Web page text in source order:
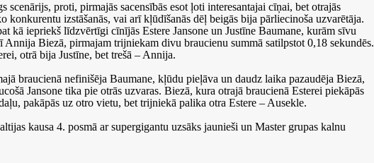
scenārijs, proti, pirmajās sacensībās esot ļoti interesantajai cīņai, bet otrajās
konkurentu izstāšanās, vai arī kļūdīšanās dēļ beigās bija pārliecinoša uzvarētāja.
kā iepriekš līdzvērtīgi cīnījās Estere Jansone un Justīne Baumane, kurām sīvu
Annija Biezā, pirmajam trijniekam divu braucienu summā satilpstot 0,18 sekundēs.
otrā bija Justīne, bet trešā – Annija.
braucienā nefinišēja Baumane, kļūdu pieļāva un daudz laika pazaudēja Biezā,
Jansone tika pie otrās uzvaras. Biezā, kura otrajā braucienā Esterei piekāpās
pakāpās uz otro vietu, bet trijniekā palika otra Estere – Ausekle.
kausa 4. posmā ar supergigantu uzsāks jaunieši un Master grupas kalnu